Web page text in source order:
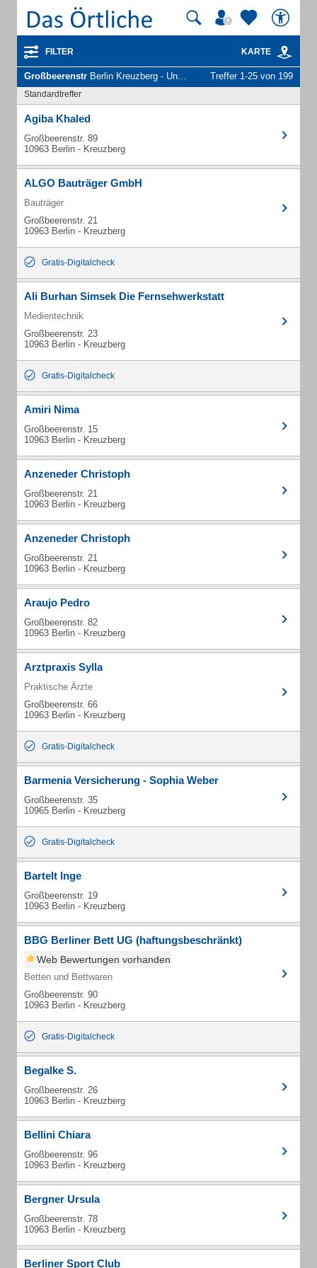
FILTER KARTE
Großbeerenstr Berlin Kreuzberg - Unternehmen und Personen Treffer 1-25 von 199
Standardtreffer
Agiba Khaled
Großbeerenstr. 89
10963 Berlin - Kreuzberg
ALGO Bauträger GmbH
Bauträger
Großbeerenstr. 21
10963 Berlin - Kreuzberg
Gratis-Digitalcheck
Ali Burhan Simsek Die Fernsehwerkstatt
Medientechnik
Großbeerenstr. 23
10963 Berlin - Kreuzberg
Gratis-Digitalcheck
Amiri Nima
Großbeerenstr. 15
10963 Berlin - Kreuzberg
Anzeneder Christoph
Großbeerenstr. 21
10963 Berlin - Kreuzberg
Anzeneder Christoph
Großbeerenstr. 21
10963 Berlin - Kreuzberg
Araujo Pedro
Großbeerenstr. 82
10963 Berlin - Kreuzberg
Arztpraxis Sylla
Praktische Ärzte
Großbeerenstr. 66
10963 Berlin - Kreuzberg
Gratis-Digitalcheck
Barmenia Versicherung - Sophia Weber
Großbeerenstr. 35
10965 Berlin - Kreuzberg
Gratis-Digitalcheck
Bartelt Inge
Großbeerenstr. 19
10963 Berlin - Kreuzberg
BBG Berliner Bett UG (haftungsbeschränkt)
Web Bewertungen vorhanden
Betten und Bettwaren
Großbeerenstr. 90
10963 Berlin - Kreuzberg
Gratis-Digitalcheck
Begalke S.
Großbeerenstr. 26
10963 Berlin - Kreuzberg
Bellini Chiara
Großbeerenstr. 96
10963 Berlin - Kreuzberg
Bergner Ursula
Großbeerenstr. 78
10963 Berlin - Kreuzberg
Berliner Sport Club